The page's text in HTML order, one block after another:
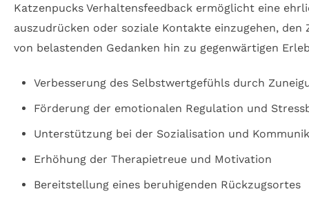
Katzenpucks Verhaltensfeedback ermöglicht eine
auszudrücken oder soziale Kontakte einzugehen,
von belastenden Gedanken hin zu gegenwärtigen
Verbesserung des Selbstwertgefühls durch
Förderung der emotionalen Regulation und
Unterstützung bei der Sozialisation und
Erhöhung der Therapietreue und Motivation
Bereitstellung eines beruhigenden Rückzugsortes